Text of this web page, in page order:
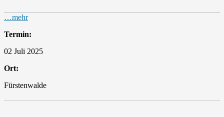
…mehr
Termin:
02 Juli 2025
Ort:
Fürstenwalde